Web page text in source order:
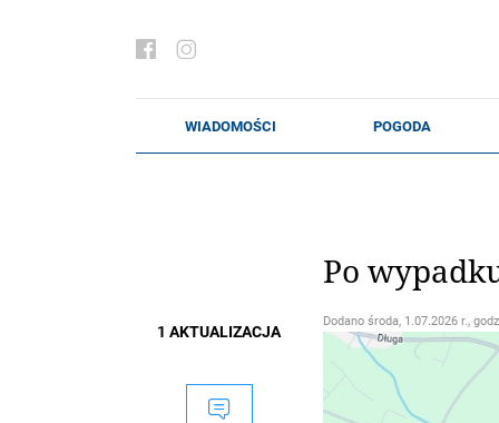
1 AKTUALIZACJA
Po
Dodano środa, 1.07.2026 r.,